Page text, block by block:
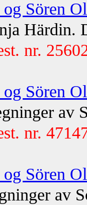
Sören
Härdin.
nr.
Sören
av
nr.
Sören
av